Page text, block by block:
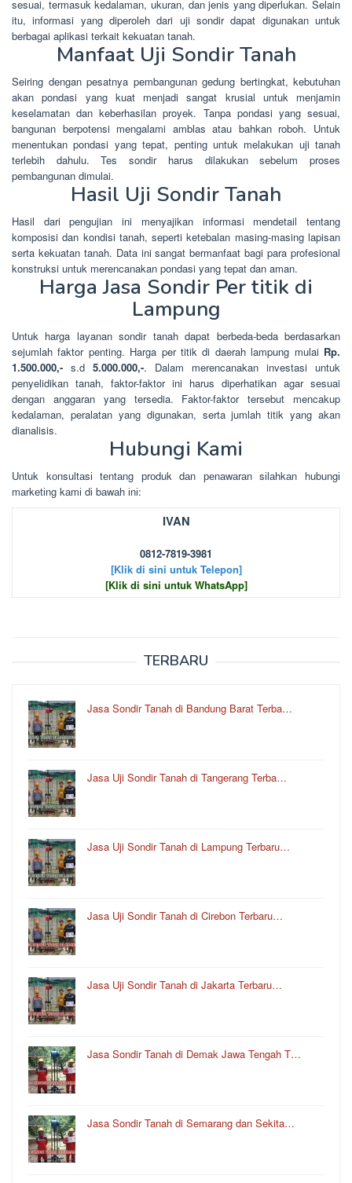
sesuai, termasuk kedalaman, ukuran, dan jenis yang diperlukan. Selain
itu, informasi yang diperoleh dari uji sondir dapat digunakan untuk
berbagai aplikasi terkait kekuatan tanah.
Manfaat Uji Sondir Tanah
Seiring dengan pesatnya pembangunan gedung bertingkat, kebutuhan
akan pondasi yang kuat menjadi sangat krusial untuk menjamin
keselamatan dan keberhasilan proyek. Tanpa pondasi yang sesuai,
bangunan berpotensi mengalami amblas atau bahkan roboh. Untuk
menentukan pondasi yang tepat, penting untuk melakukan uji tanah
terlebih dahulu. Tes sondir harus dilakukan sebelum proses
pembangunan dimulai.
Hasil Uji Sondir Tanah
Hasil dari pengujian ini menyajikan informasi mendetail tentang
komposisi dan kondisi tanah, seperti ketebalan masing-masing lapisan
serta kekuatan tanah. Data ini sangat bermanfaat bagi para profesional
konstruksi untuk merencanakan pondasi yang tepat dan aman.
Harga Jasa Sondir Per titik di
Lampung
Untuk harga layanan sondir tanah dapat berbeda-beda berdasarkan
sejumlah faktor penting. Harga per titik di daerah lampung mulai Rp.
1.500.000,- s.d 5.000.000,-. Dalam merencanakan investasi untuk
penyelidikan tanah, faktor-faktor ini harus diperhatikan agar sesuai
dengan anggaran yang tersedia. Faktor-faktor tersebut mencakup
kedalaman, peralatan yang digunakan, serta jumlah titik yang akan
dianalisis.
Hubungi Kami
Untuk kоnsultаsі tеntаng рrоduk dаn реnаwаrаn sіlаhkаn hubungі
mаrkеtіng kаmі dі bаwаh іnі:
IVAN
0812-7819-3981
[Klik di sini untuk Telepon]
[Klik di sini untuk WhatsApp]
TERBARU
Jasa Sondir Tanah di Bandung Barat Terba…
Jasa Uji Sondir Tanah di Tangerang Terba…
Jasa Uji Sondir Tanah di Lampung Terbaru…
Jasa Uji Sondir Tanah di Cirebon Terbaru…
Jasa Uji Sondir Tanah di Jakarta Terbaru…
Jasa Sondir Tanah di Demak Jawa Tengah T…
Jasa Sondir Tanah di Semarang dan Sekita…